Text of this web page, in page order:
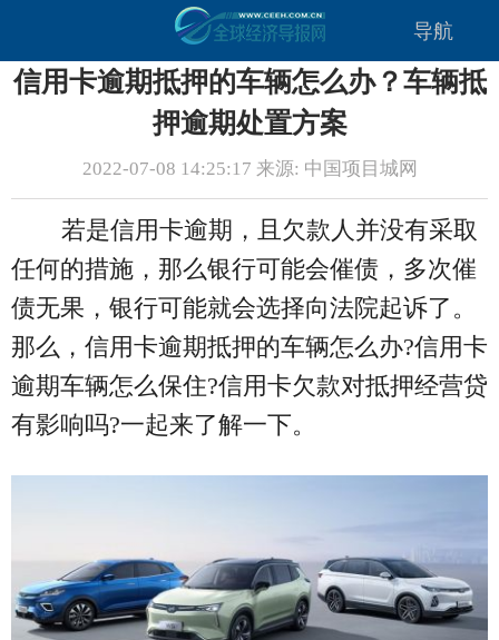
导航
信用卡逾期抵押的车辆怎么办？车辆抵
押逾期处置方案
2022-07-08 14:25:17 来源: 中国项目城网
若是信用卡逾期，且欠款人并没有采取
任何的措施，那么银行可能会催债，多次催
债无果，银行可能就会选择向法院起诉了。
那么，信用卡逾期抵押的车辆怎么办?信用卡
逾期车辆怎么保住?信用卡欠款对抵押经营贷
有影响吗?一起来了解一下。